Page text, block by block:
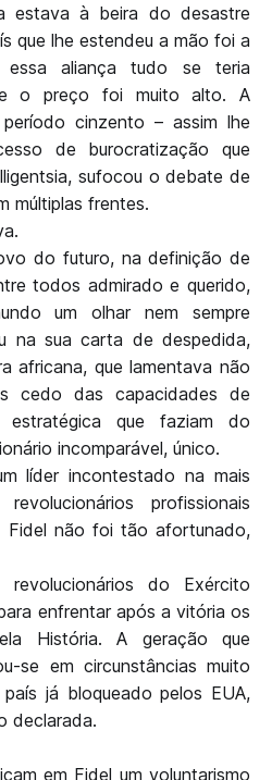
estava à beira do desastre
que lhe estendeu a mão foi a
essa aliança tudo se teria
o preço foi muito alto. A
cinzento – assim lhe
de burocratização que
sufocou o debate de
múltiplas frentes.
do futuro, na definição de
todos admirado e querido,
um olhar nem sempre
na sua carta de despedida,
africana, que lamentava não
cedo das capacidades de
que faziam do
incomparável, único.
líder incontestado na mais
profissionais
Fidel não foi tão afortunado,
do Exército
enfrentar após a vitória os
História. A geração que
se em circunstâncias muito
já bloqueado pelos EUA,
declarada.
em Fidel um voluntarismo